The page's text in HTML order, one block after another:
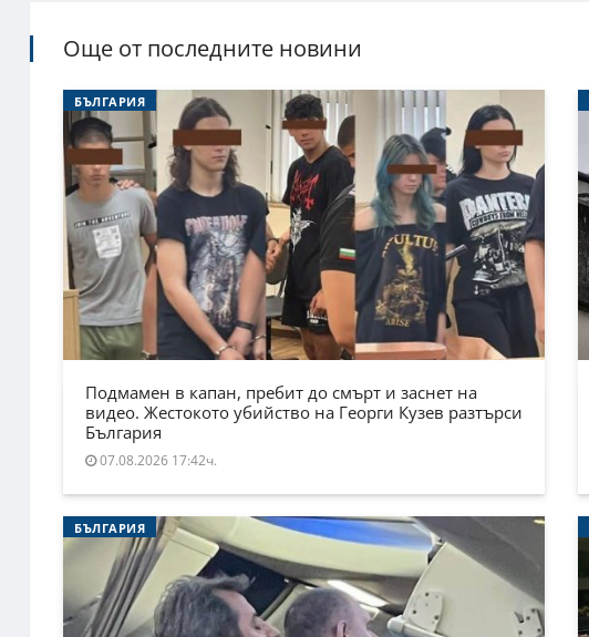
Още от последните новини
БЪЛГАРИЯ
Подмамен в капан, пребит до смърт и заснет на
видео. Жестокото убийство на Георги Кузев разтърси
България
07.08.2026 17:42ч.
БЪЛГАРИЯ